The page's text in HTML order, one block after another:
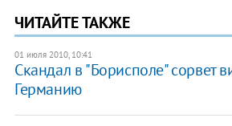
ЧИТАЙТЕ ТАКЖЕ
01 июля 2010, 10:41
Скандал в "Борисполе" сорвет
Германию